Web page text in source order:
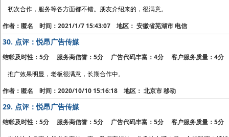
初次合作，服务等各方面都不错。朋友介绍来的，很满意。
作者：匿名 时间：2021/1/7 15:43:07 地区： 安徽省芜湖市 电信
30. 点评：悦昂广告传媒
结帐及时性：5分 服务商信誉：5分 广告代码丰富：4分 客户服务质量：4分
推广效果明显，老板很满意，长期合作中。
作者：匿名 时间：2020/10/10 15:16:18 地区： 北京市 移动
29. 点评：悦昂广告传媒
结帐及时性：5分 服务商信誉：5分 广告代码丰富：5分 客户服务质量：5分